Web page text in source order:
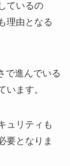
ているの
理由となる
で進んでいる
います。
ュリティも
要となりま